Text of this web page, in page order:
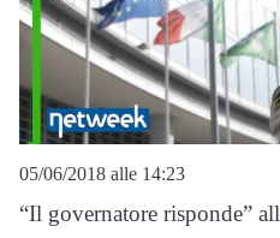
05/06/2018 alle 14:23
“Il governatore risponde”